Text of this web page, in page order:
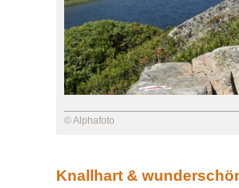
© Alphafoto
Knallhart &